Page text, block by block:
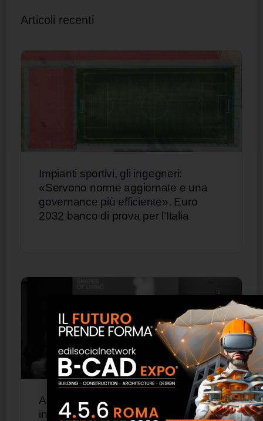
Articoli recenti
Impianti sportivi, gli ingegneri:
«Servono norme aggiornate e una
governance più efficiente». Euro
2032 banco di prova per l’Italia
Arrital riunisce la rete italiana e
inaugura una nuova fase della